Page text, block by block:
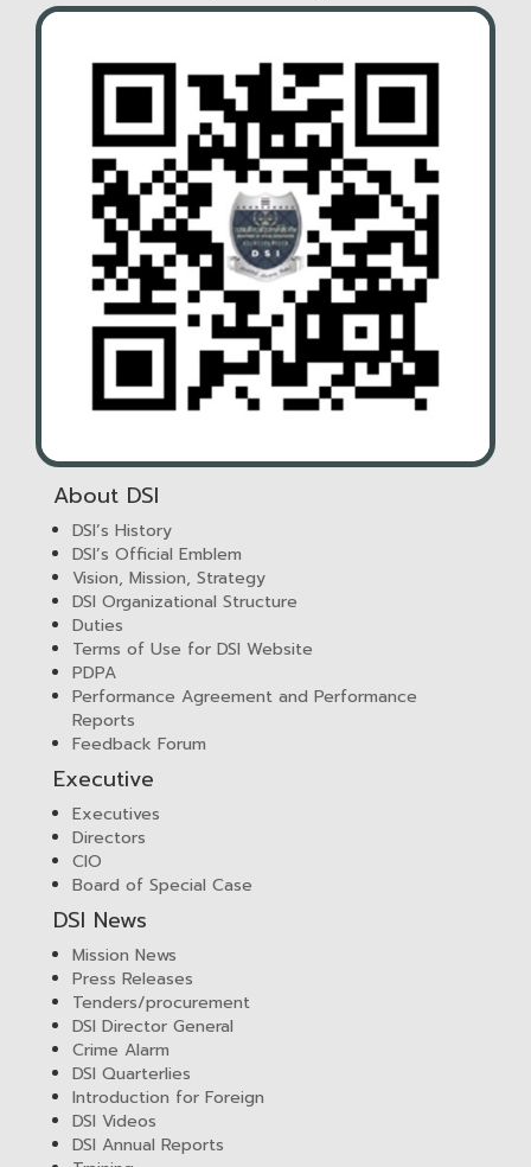
About DSI
DSI’s History
DSI’s Official Emblem
Vision, Mission, Strategy
DSI Organizational Structure
Duties
Terms of Use for DSI Website
PDPA
Performance Agreement and Performance
Reports
Feedback Forum
Executive
Executives
Directors
CIO
Board of Special Case
DSI News
Mission News
Press Releases
Tenders/procurement
DSI Director General
Crime Alarm
DSI Quarterlies
Introduction for Foreign
DSI Videos
DSI Annual Reports